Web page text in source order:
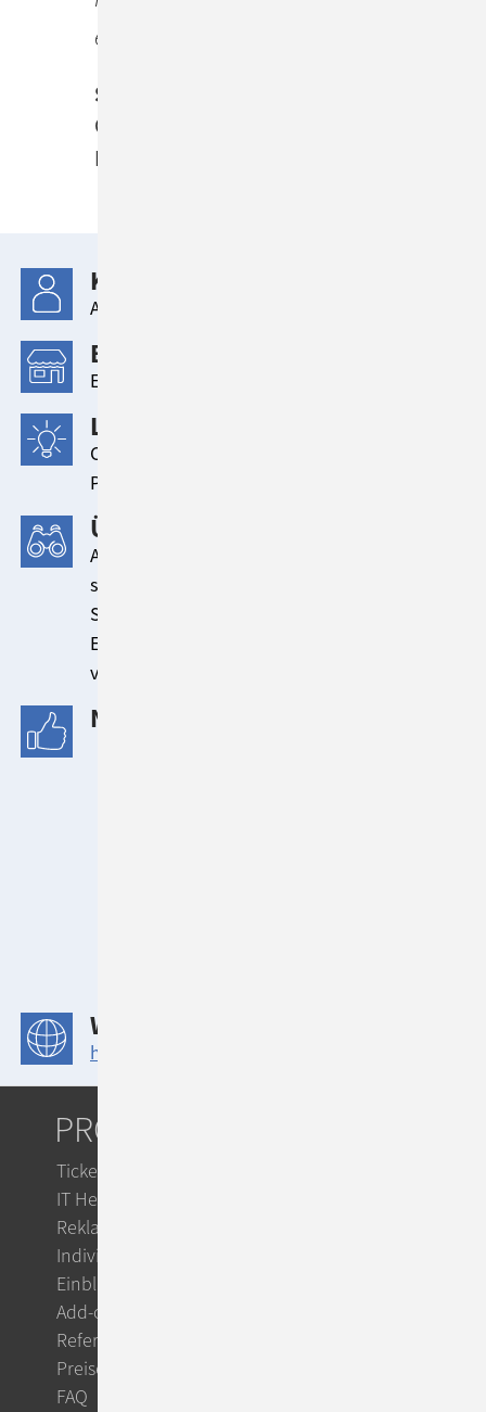
ermöglichte.
Stian Braastad
Global 24/7 and RDS Support Centre
Responsible
KUNDE
ABB
BRANCHE
Energie- und Automationstechnik
LÖSUNG
ConSol CM für kundenzentriertes Business
Process Management (BPM)
ÜBERBLICK
ABB hat mit ConSol CM seinen
standardisierten, globalen technischen 7x24-
Support weiterentwickelt – inkl. Hotline und
E-Mail. Länderübergreifende Analysen
verbessern die Servicequalität signifikant.
NUTZENASPEKTE
WEBSITE
https://new.abb.com/de
PRODUKTE
Ticketsystem
IT Helpdesk
Reklamationsmanagement
Individuelle Workflows
Einblicke
Add-ons
Referenzen
Preise
FAQ